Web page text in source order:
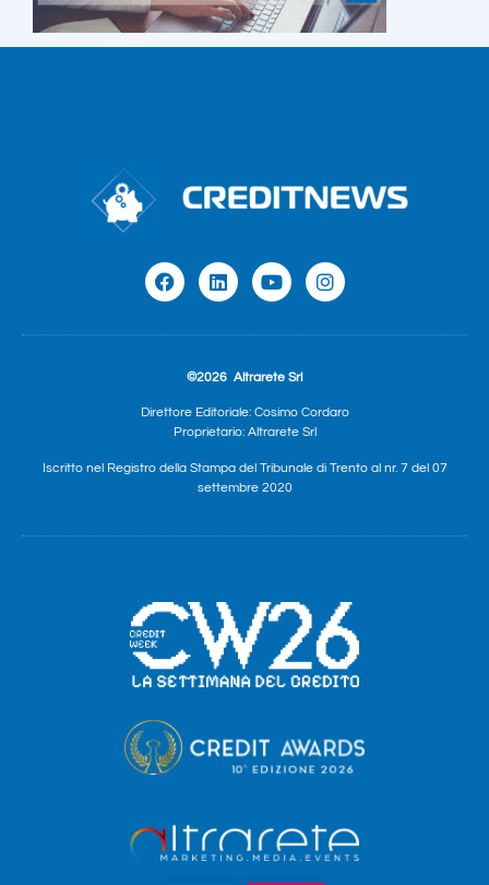
©2026 Altrarete Srl
Direttore Editoriale: Cosimo Cordaro
Proprietario: Altrarete Srl
Iscritto nel Registro della Stampa del Tribunale di Trento al nr. 7 del 07
settembre 2020